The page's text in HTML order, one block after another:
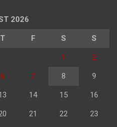
2026
T F S S
1 2
6 7 8 9
14 15 16
21 22 23